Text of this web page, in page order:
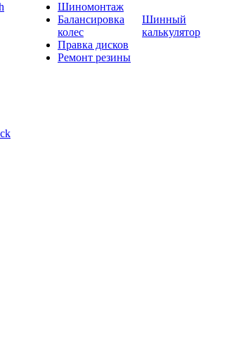
Шиномонтаж
Балансировка
колес
Правка дисков
Ремонт резины
Шинный
калькулятор